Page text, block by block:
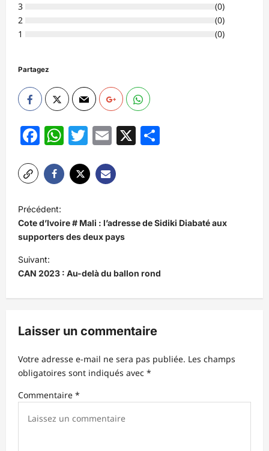
3
(0)
2
(0)
1
(0)
Partagez
Facebook
WhatsApp
Twitter
Email
X
a
v
i
g
a
i
n
’
Précédent:
Cote d’Ivoire # Mali : l’adresse de Sidiki Diabaté aux
supporters des deux pays
Suivant:
CAN 2023 : Au-delà du ballon rond
Laisser un commentaire
Votre adresse e-mail ne sera pas publiée. Les champs
obligatoires sont indiqués avec *
Commentaire *